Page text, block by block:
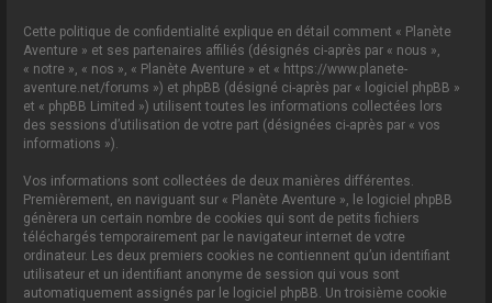
Cette politique de confidentialité explique en détail comment « Planète
Aventure » et ses partenaires affiliés (désignés ci-après par « nous »,
« notre », « nos », « Planète Aventure » et « https://www.planete-
aventure.net/forums ») et phpBB (désigné ci-après par « logiciel phpBB »
et « phpBB Limited ») utilisent toutes les informations collectées lors
des sessions d’utilisation de votre part (désignées ci-après par « vos
informations »).
Vos informations sont collectées de deux manières différentes.
Premièrement, en naviguant sur « Planète Aventure », le logiciel phpBB
génèrera un certain nombre de cookies qui sont de petits fichiers
téléchargés temporairement par le navigateur internet de votre
ordinateur. Les deux premiers cookies ne contiennent qu’un identifiant
utilisateur et un identifiant anonyme de session qui vous sont
automatiquement assignés par le logiciel phpBB. Un troisième cookie